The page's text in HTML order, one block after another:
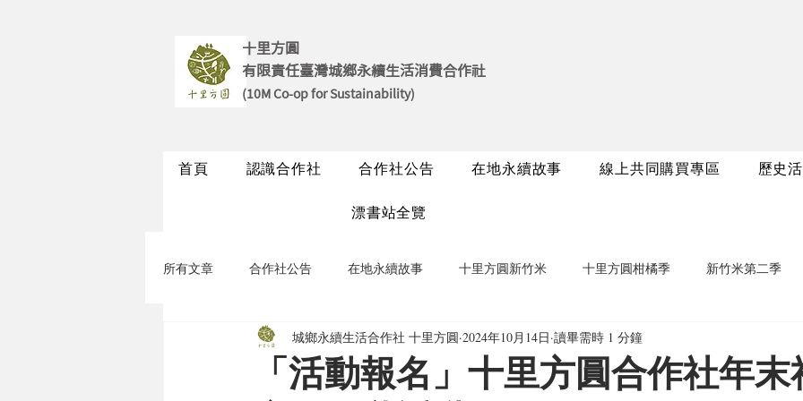
十里方圓
有限責任臺灣城鄉永續生活消費合作社
(10M Co-op for Sustainability)
首頁 認識合作社 合作社公告 在地永續故事 線上共同購買專區 歷史
漂書站全覽
所有文章 合作社公告 在地永續故事 十里方圓新竹米 十里方圓柑橘季 新竹米第二季
永續走走
「活動報名」十里方圓合作社年
城鄉永續生活合作社 十里方圓 2024年10月14日 讀畢需時 1 分鐘